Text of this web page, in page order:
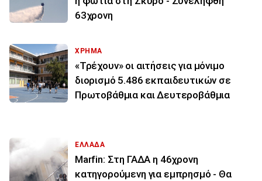
63χρονη
ΧΡΗΜΑ
«Τρέχουν» οι αιτήσεις για μόνιμο
διορισμό 5.486 εκπαιδευτικών σε
Πρωτοβάθμια και Δευτεροβάθμια
ΕΛΛΑΔΑ
Marfin: Στη ΓΑΔΑ η 46χρονη
κατηγορούμενη για εμπρησμό - Θα